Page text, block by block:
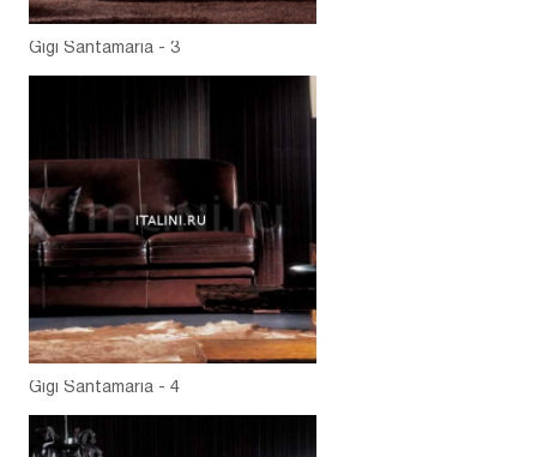
Gigi Santamaria - 3
Gigi Santamaria - 4